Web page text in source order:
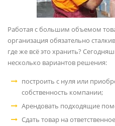
Работая с большим объемом
организация обязательно
где же всё это хранить?
несколько вариантов решения:
построить с нуля или
собственность компании;
Арендовать подходящие
Сдать товар на